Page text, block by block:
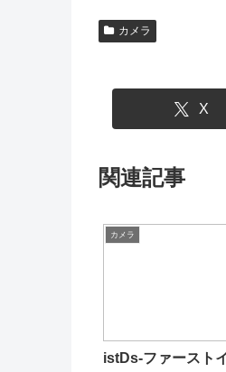
カメラ
X
関連記事
カメラ
istDs-ファースト